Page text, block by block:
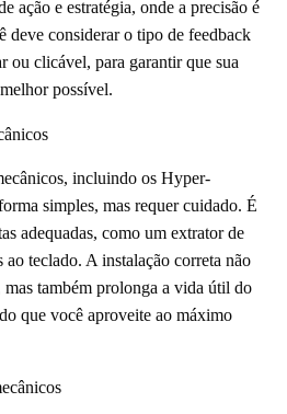
ação e estratégia, onde a precisão é
deve considerar o tipo de feedback
ou clicável, para garantir que sua
possível.
incluindo os Hyper-
simples, mas requer cuidado. É
adequadas, como um extrator de
teclado. A instalação correta não
também prolonga a vida útil do
que você aproveite ao máximo